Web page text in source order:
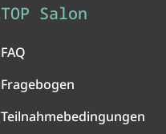
TOP Salon
FAQ
Fragebogen
Teilnahmebedingungen